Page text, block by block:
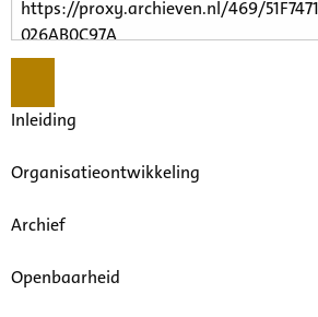
Inleiding
Organisatieontwikkeling
Archief
Openbaarheid